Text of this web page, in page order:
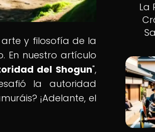
arte y filosofía de la
En nuestro artículo
del Shogun",
la autoridad
¡Adelante, el
La